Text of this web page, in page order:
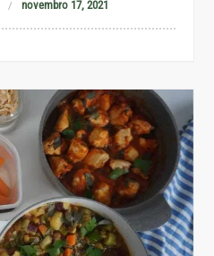
novembro 17, 2021